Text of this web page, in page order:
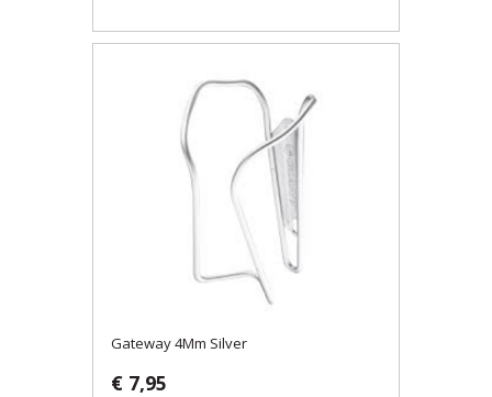
Gateway 4Mm Silver
€ 7,95